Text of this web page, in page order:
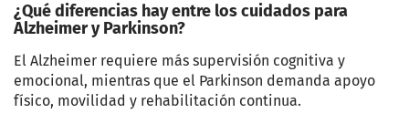
¿Qué diferencias hay entre los cuidados para
Alzheimer y Parkinson?
El Alzheimer requiere más supervisión cognitiva y
emocional, mientras que el Parkinson demanda apoyo
físico, movilidad y rehabilitación continua.